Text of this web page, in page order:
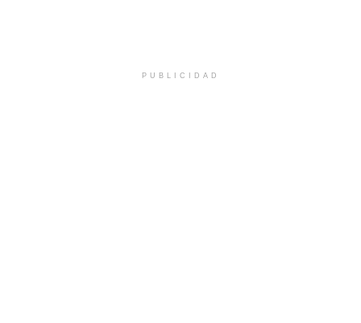
PUBLICIDAD